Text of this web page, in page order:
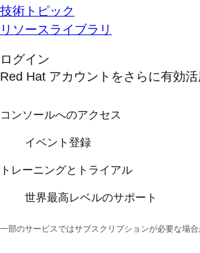
技術トピック
リソースライブラリ
ログイン
Red Hat アカウントをさらに有効活
コンソールへのアクセス
イベント登録
トレーニングとトライアル
世界最高レベルのサポート
一部のサービスではサブスクリプションが必要な場合